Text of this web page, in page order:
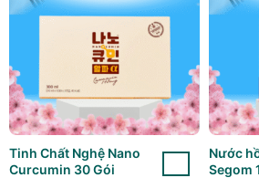
Viên uống An Cung Xạ Hương nổi bật
quý hiếm, được chọn lọc kỹ càng từ
đầu trong y học phương Đông:
Xạ hương tự nhiên: Được xem là
thuốc, xạ hương có khả năng kích
tim mạch và làm tan các huyết khối
Tinh Chất Nghệ Nano
Curcumin 30 Gói
Nước
Segom